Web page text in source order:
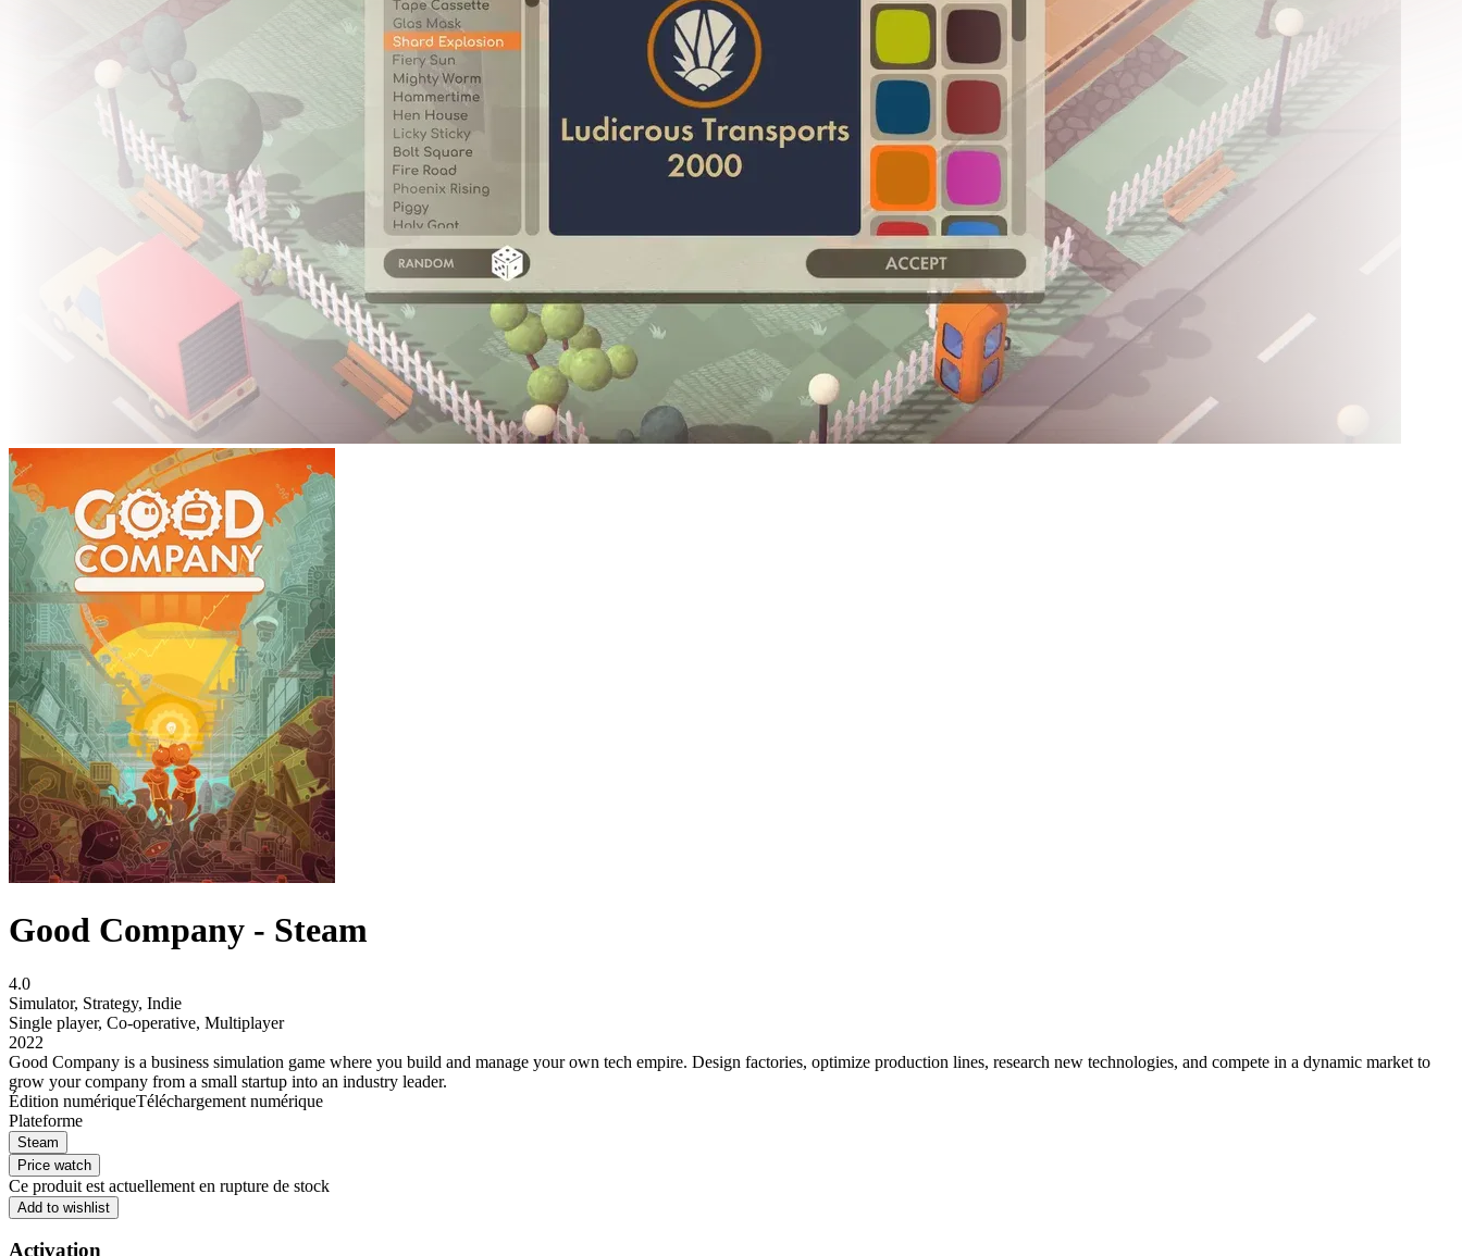
Good Company - Steam
4.0
Simulator, Strategy, Indie
Single player, Co-operative, Multiplayer
2022
Good Company is a business simulation game where you build and manage your own tech empire. Design factories, optimize production lines, research new technologies, and compete in a dynamic market to
grow your company from a small startup into an industry leader.
Édition numériqueTéléchargement numérique
Plateforme
Steam
Price watch
Ce produit est actuellement en rupture de stock
Add to wishlist
Activation